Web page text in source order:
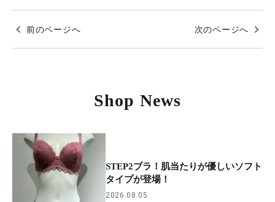
前のページへ 次のページへ
Shop News
STEP2ブラ！肌当たりが優しいソフト
タイプが登場！
2026.08.05